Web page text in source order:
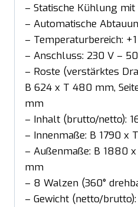
– Statische Kühlung
– Automatische
– Temperaturbereich:
– Anschluss: 230 V –
– Roste (verstärktes
B 624 x T 480 mm,
mm
– Inhalt (brutto/netto):
– Innenmaße: B 1790 x
– Außenmaße: B 1880
mm
– 8 Walzen (360°
– Gewicht (netto/